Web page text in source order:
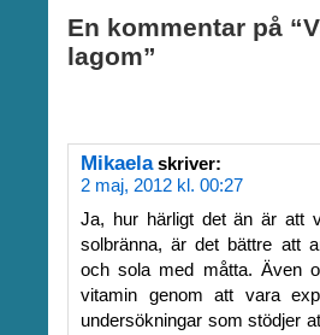
En kommentar på
lagom”
Mikaela skriver:
2 maj, 2012 kl. 00:27
Ja, hur härligt det än är att
solbränna, är det bättre att
och sola med måtta. Även
vitamin genom att vara
undersökningar som stödjer